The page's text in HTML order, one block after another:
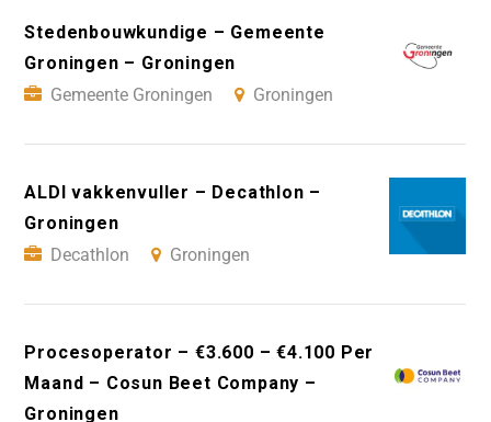
Stedenbouwkundige – Gemeente
Groningen – Groningen
Gemeente Groningen
Groningen
ALDI vakkenvuller – Decathlon –
Groningen
Decathlon
Groningen
Procesoperator – €3.600 – €4.100 Per
Maand – Cosun Beet Company –
Groningen